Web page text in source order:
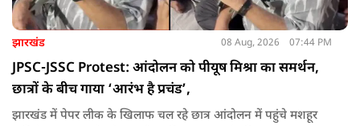
झारखंड 08 Aug, 2026 07:44 PM
JPSC-JSSC Protest: आंदोलन को पीयूष मिश्रा का समर्थन,
छात्रों के बीच गाया ‘आरंभ है प्रचंड’,
झारखंड में पेपर लीक के खिलाफ चल रहे छात्र आंदोलन में पहुंचे मशहूर